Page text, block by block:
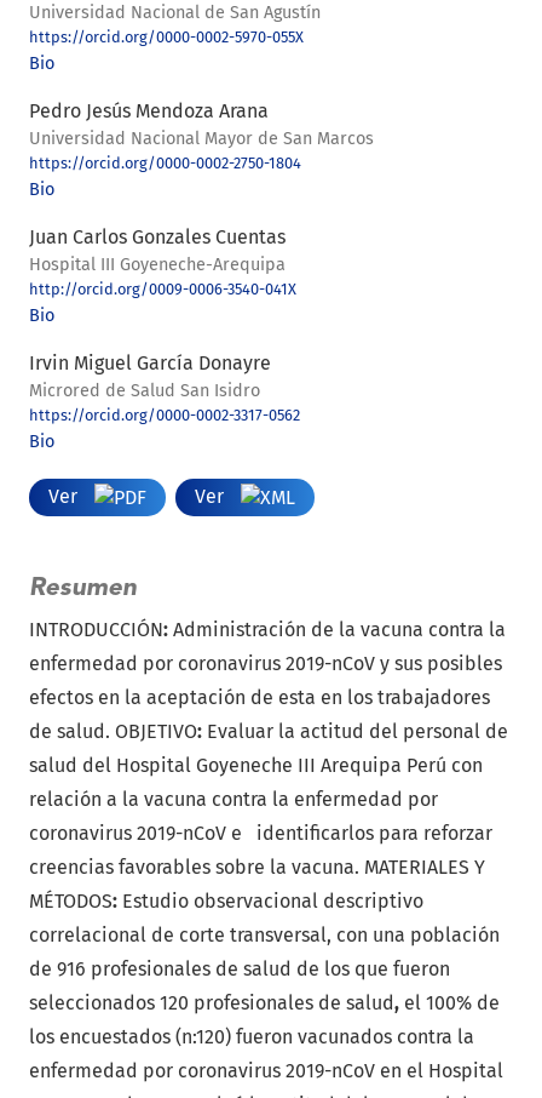
Universidad Nacional de San Agustín
https://orcid.org/0000-0002-5970-055X
Bio
Pedro Jesús Mendoza Arana
Universidad Nacional Mayor de San Marcos
https://orcid.org/0000-0002-2750-1804
Bio
Juan Carlos Gonzales Cuentas
Hospital III Goyeneche-Arequipa
http://orcid.org/0009-0006-3540-041X
Bio
Irvin Miguel García Donayre
Microred de Salud San Isidro
https://orcid.org/0000-0002-3317-0562
Bio
Ver Ver
Resumen
INTRODUCCIÓN: Administración de la vacuna contra la
enfermedad por coronavirus 2019-nCoV y sus posibles
efectos en la aceptación de esta en los trabajadores
de salud. OBJETIVO: Evaluar la actitud del personal de
salud del Hospital Goyeneche III Arequipa Perú con
relación a la vacuna contra la enfermedad por
coronavirus 2019-nCoV e
identificarlos para reforzar
creencias favorables sobre la vacuna. MATERIALES Y
MÉTODOS: Estudio observacional descriptivo
correlacional de corte transversal, con una población
de 916 profesionales de salud de los que fueron
seleccionados 120 profesionales de salud, el 100% de
los encuestados (n:120) fueron vacunados contra la
enfermedad por coronavirus 2019-nCoV en el Hospital